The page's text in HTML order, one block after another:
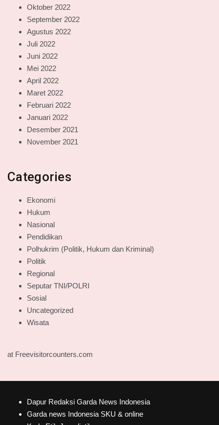
Oktober 2022
September 2022
Agustus 2022
Juli 2022
Juni 2022
Mei 2022
April 2022
Maret 2022
Februari 2022
Januari 2022
Desember 2021
November 2021
Categories
Ekonomi
Hukum
Nasional
Pendidikan
Polhukrim (Politik, Hukum dan Kriminal)
Politik
Regional
Seputar TNI/POLRI
Sosial
Uncategorized
Wisata
at Freevisitorcounters.com
Dapur Redaksi Garda News Indonesia
Garda news Indonesia SKU & online